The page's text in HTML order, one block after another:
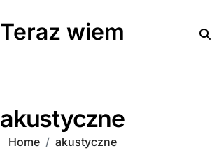
Teraz wiem
akustyczne
Home akustyczne